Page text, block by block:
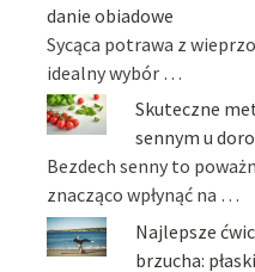
danie obiadowe
Sycąca potrawa z
idealny wybór …
Skuteczne
sennym u
Bezdech senny to
znacząco wpłynąć na …
Najlepsze
brzucha: